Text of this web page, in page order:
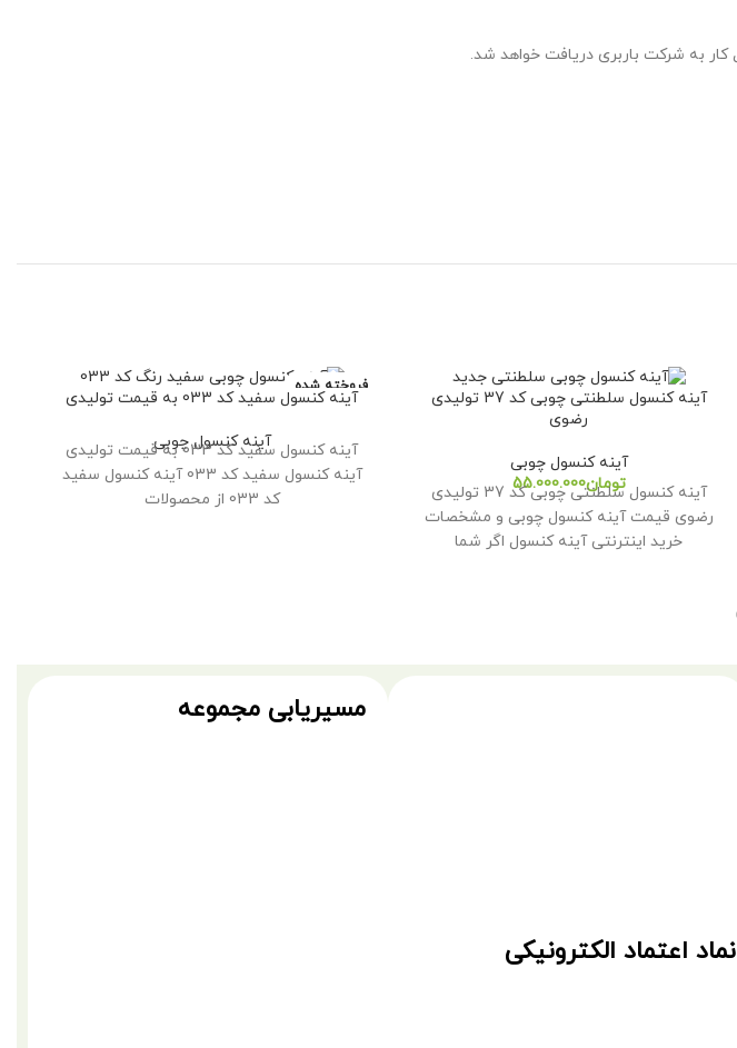
آینه کنسول سلطنتی چوبی کد 37 تولیدی
رضوی
آینه کنسول چوبی
تومان
آینه کنسول سلطنتی چوبی کد 37 تولیدی
رضوی قیمت آینه کنسول چوبی و مشخصات
خرید اینترنتی آینه کنسول اگر شما
فروخته شده
آینه کنسول سفید کد 033 به قیمت تولیدی
آینه کنسول چوبیآینه کنسول سفید کد 033 به قیمت تولیدی
آینه کنسول سفید کد 033 آینه کنسول سفید
کد 033 از محصولات
نماد اعتماد الکترونیکی
مسیریابی مجموعه